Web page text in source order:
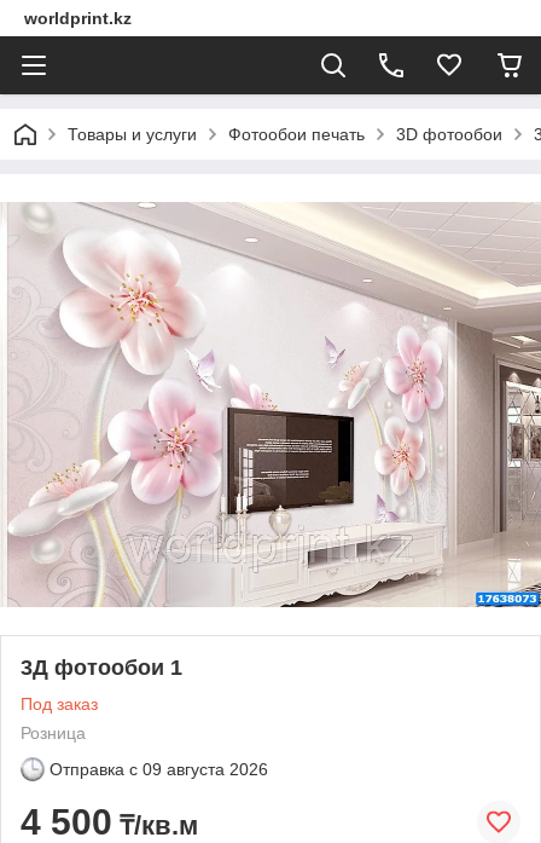
worldprint.kz
Товары и услуги Фотообои печать 3D фотообои
3Д фотообои 1
Под заказ
Розница
Отправка с 09 августа 2026
4 500 ₸/кв.м